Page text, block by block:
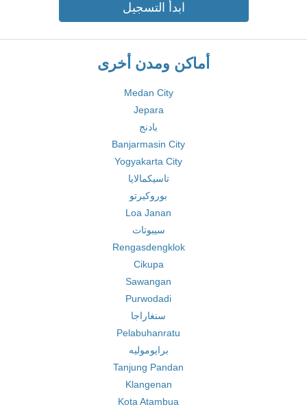
ابدأ التسجيل
أماكن ومدن أخرى
Medan City
Jepara
بادنج
Banjarmasin City
Yogyakarta City
تاسيكمالايا
بوروكيرتو
Loa Janan
سيبوتات
Rengasdengklok
Cikupa
Sawangan
Purwodadi
سنغاراجا
Pelabuhanratu
برايوموليه
Tanjung Pandan
Klangenan
Kota Atambua